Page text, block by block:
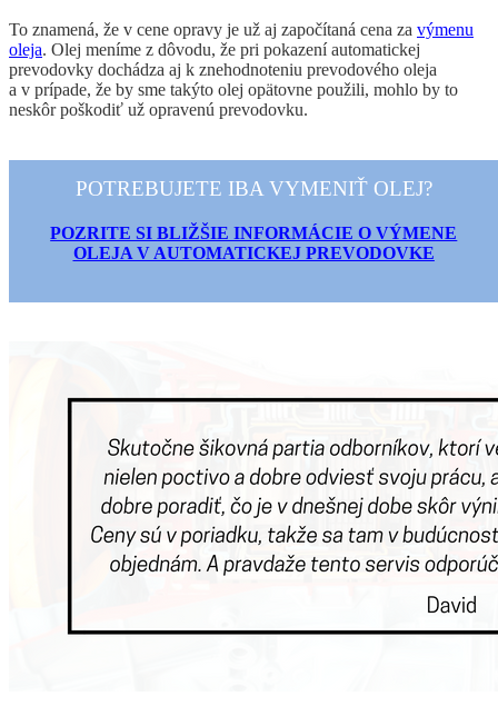
To znamená, že v cene opravy je už aj započítaná cena za výmenu
oleja. Olej meníme z dôvodu, že pri pokazení automatickej
prevodovky dochádza aj k znehodnoteniu prevodového oleja
a v prípade, že by sme takýto olej opätovne použili, mohlo by to
neskôr poškodiť už opravenú prevodovku.
POTREBUJETE IBA VYMENIŤ OLEJ?
POZRITE SIBLIŽŠIE INFORMÁCIE O VÝMENE
OLEJA V AUTOMATICKEJ PREVODOVKE